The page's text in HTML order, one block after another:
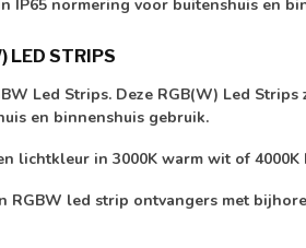
normering voor buitenshuis en
LED STRIPS
Led Strips. Deze RGB(W) Led
en binnenshuis gebruik.
lichtkleur in 3000K warm wit of 4000K
led strip ontvangers met